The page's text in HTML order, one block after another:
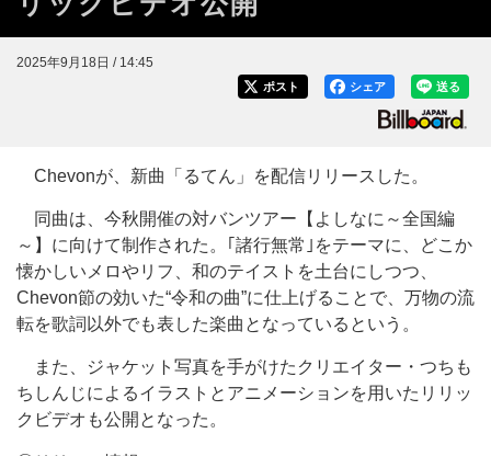
2025年9月18日 / 14:45
送る
シェア
ポスト
Chevonが、新曲「るてん」を配信リリースした。
同曲は、今秋開催の対バンツアー【よしなに～全国編
～】に向けて制作された。｢諸行無常｣をテーマに、どこか
懐かしいメロやリフ、和のテイストを土台にしつつ、
Chevon節の効いた“令和の曲”に仕上げることで、万物の流
転を歌詞以外でも表した楽曲となっているという。
また、ジャケット写真を手がけたクリエイター・つちも
ちしんじによるイラストとアニメーションを用いたリリッ
クビデオも公開となった。